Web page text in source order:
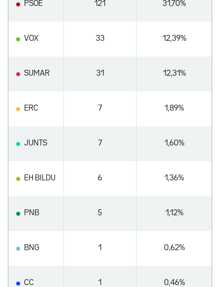
PSOE 121 31,70%
VOX 33 12,39%
SUMAR 31 12,31%
ERC 7 1,89%
JUNTS 7 1,60%
EH BILDU 6 1,36%
PNB 5 1,12%
BNG 1 0,62%
CC 1 0,46%